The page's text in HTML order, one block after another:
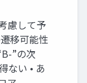
慮して予
移可能性
”の次
ない • あ